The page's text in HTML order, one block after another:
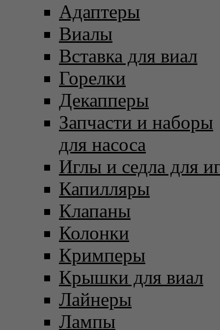
Адаптеры
Виалы
Вставка для виал
Горелки
Декапперы
Запчасти и наборы
для насоса
Иглы и седла для
Капилляры
Клапаны
Колонки
Кримперы
Крышки для виал
Лайнеры
Лампы